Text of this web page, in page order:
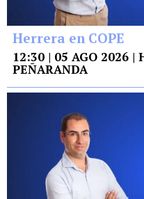
Herrera en COPE
12:30 | 05 AGO 2026 |
PEÑARANDA